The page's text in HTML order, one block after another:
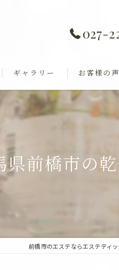
027-
ギャラリー お客様の声
前橋市の
前橋市のエステならエステティ